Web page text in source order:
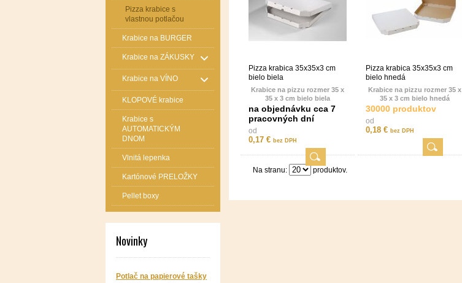
Pizza krabice s
vlastnou potlačou
Krabice na BURGER
Krabice na ZÁKUSKY
Krabice na VÍNO
KLOPOVÉ krabice
Krabice s
AUTOMATICKÝM
DNOM
Vlnitá lepenka
Kartónové PRELOŽKY
Pellet boxy
Novinky
Potlač na papierové tašky
Pizza krabica 35x35x3 cm
bielo biela
Krabice na pizzu rozmer 35 x
35 x 3 cm bielo biela
Skosené rohy
Materiál: 3 vrstvová lepenka E
vlna, hrúbka 1,5 mm.
Cena je uvedená za 1 ks
znižuje sa v závislosti od počtu
objednaných kusov.
na objednávku cca 7
pracovných dní
od
0,17 € bez DPH
Pizza krabica 35x35x3 cm
bielo hnedá
Krabice na pizzu rozmer 35 x
35 x 3 cm bielo hnedá
Skosené rohy, model E,
Materiál: 3 vrstvová lepenka E
vlna, hrúbka 1,5 mm.
Cena je uvedená za 1 ks
znižuje sa v závislosti od počtu
30000 produktov
od
0,18 € bez DPH
Na stranu: produktov.